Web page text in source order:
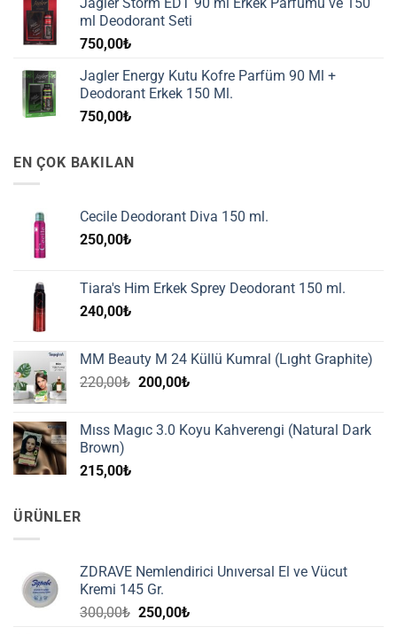
ml Deodorant Seti
750,00₺
Jagler Energy Kutu Kofre Parfüm 90 Ml +
Deodorant Erkek 150 Ml.
750,00₺
EN ÇOK BAKILAN
Cecile Deodorant Diva 150 ml.
250,00₺
Tiara's Him Erkek Sprey Deodorant 150 ml.
240,00₺
MM Beauty M 24 Küllü Kumral (Lıght Graphite)
220,00₺ Orijinal
200,00₺Şu
200,00₺.
Mıss Magıc 3.0 Koyu Kahverengi (Natural Dark
Brown)
215,00₺
ÜRÜNLER
ZDRAVE Nemlendirici Unıversal El ve Vücut
Kremi 145 Gr.
300,00₺ Orijinal
250,00₺Şu